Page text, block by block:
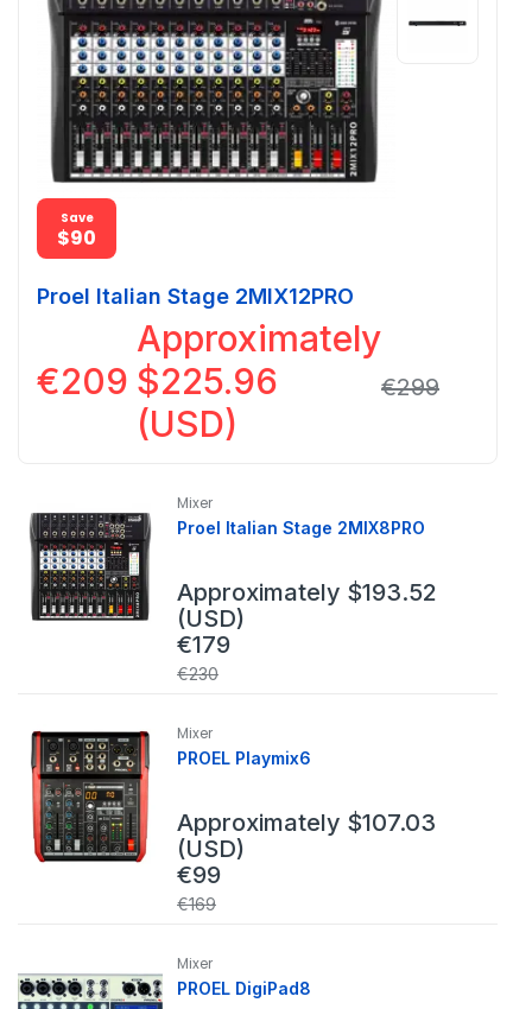
Save
$90
Proel Italian Stage 2MIX12PRO
€299
€209
Approximately
$225.96
(USD)
Mixer
Proel Italian Stage 2MIX8PRO
€230
€179
Approximately $193.52
(USD)
Mixer
PROEL Playmix6
€169
€99
Approximately $107.03
(USD)
Mixer
PROEL DigiPad8